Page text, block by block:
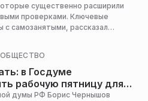
существенно расширили
проверками. Ключевые
с самозанятыми, рассказал
ОБЩЕСТВО
в Госдуме
рабочую пятницу для
думы РФ Борис Чернышов